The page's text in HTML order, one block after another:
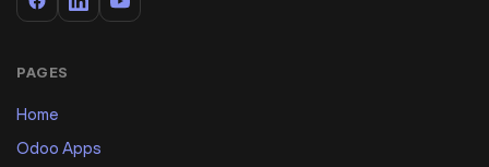
PAGES
Home
Odoo Apps